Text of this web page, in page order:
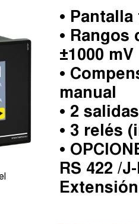
•
• Rangos
±1000 mV
•
manual
• 2
• 3 relés
•
RS 422 /